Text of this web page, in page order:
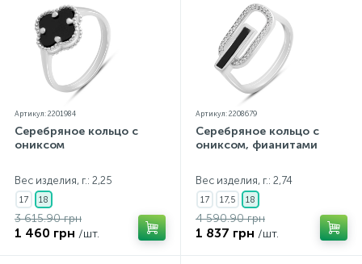
незначительно отличаться от реальных из-за
особенностей цветопередачи экрана
Артикул: 2201984
Серебряное кольцо с
ониксом
Вес изделия, г.: 2,25
17 18
3 615.90 грн
1 460 грн /шт.
Артикул: 2208679
Серебряное кольцо с
ониксом, фианитами
Вес изделия, г.: 2,74
17 17,5 18
4 590.90 грн
1 837 грн /шт.